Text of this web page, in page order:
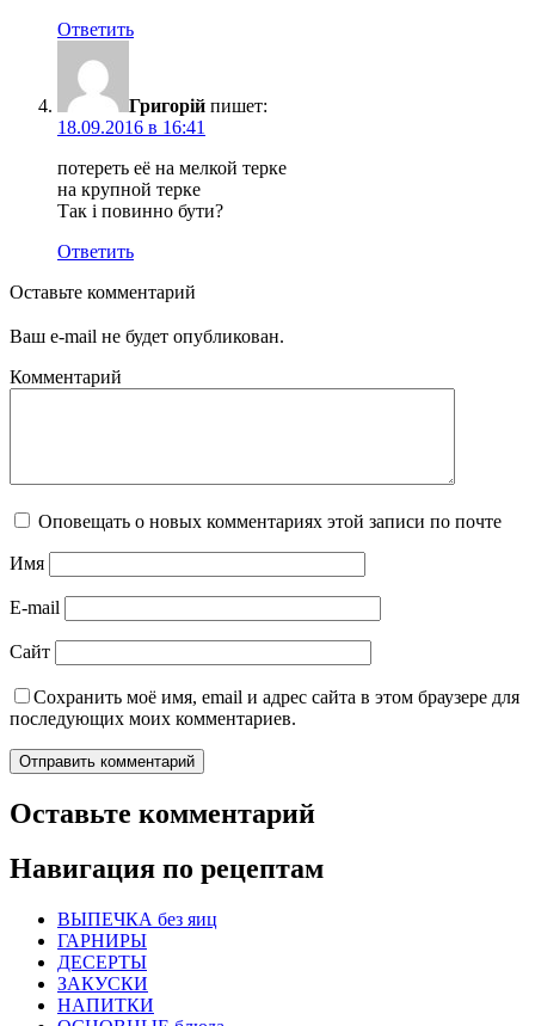
Ответить
Григорій пишет:
18.09.2016 в 16:41
потереть её на мелкой терке
на крупной терке
Так і повинно бути?
Ответить
Оставьте комментарий
Ваш e-mail не будет опубликован.
Комментарий
Оповещать о новых комментариях этой записи по почте
Имя
E-mail
Сайт
Сохранить моё имя, email и адрес сайта в этом браузере для
последующих моих комментариев.
Оставьте комментарий
Навигация по рецептам
ВЫПЕЧКА без яиц
ГАРНИРЫ
ДЕСЕРТЫ
ЗАКУСКИ
НАПИТКИ